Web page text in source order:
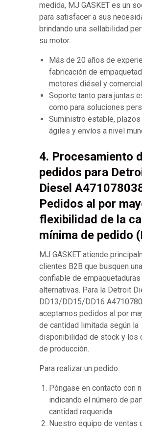
medida, MJ GASKET es un
para satisfacer a sus
brindando una sellabilidad
su motor.
Más de 20 años de
fabricación de
motores diésel y
Soporte tanto para juntas
como para soluciones
Suministro estable,
ágiles y envíos a nivel
4. Procesamiento
pedidos para
Diesel
Pedidos al por
flexibilidad de la
mínima de pedido
MJ GASKET atiende
clientes B2B que busquen
confiable de empaquetaduras
alternativas. Para la Detroit
DD13/DD15/DD16
aceptamos pedidos al por
de cantidad limitada según la
disponibilidad de stock y los
de producción.
Para realizar un pedido:
Póngase en contacto con
indicando el número de
cantidad requerida.
Nuestro equipo de ventas